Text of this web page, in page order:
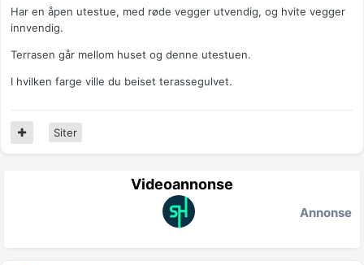
Har en åpen utestue, med røde vegger utvendig, og hvite vegger
innvendig.
Terrasen går mellom huset og denne utestuen.
I hvilken farge ville du beiset terassegulvet.
Siter
Videoannonse
Annonse